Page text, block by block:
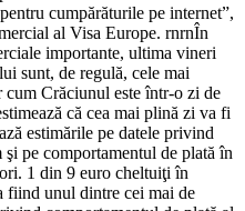
cumpărăturile pe internet”,
al Visa Europe. rnrnÎn
importante, ultima vineri
sunt, de regulă, cele mai
cum Crăciunul este într-o zi de
că cea mai plină zi va fi
estimările pe datele privind
pe comportamentul de plată în
1 din 9 euro cheltuiţi în
fiind unul dintre cei mai de